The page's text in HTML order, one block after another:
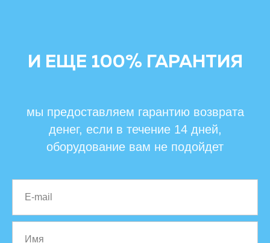
И ЕЩЕ 100% ГАРАНТИЯ
мы предоставляем гарантию возврата
денег, если в течение 14 дней,
оборудование вам не подойдет